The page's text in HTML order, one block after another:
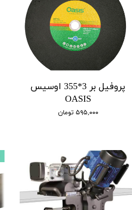
پروفیل بر 3*355 اوسیس
OASIS
۵۹۵,۰۰۰ تومان